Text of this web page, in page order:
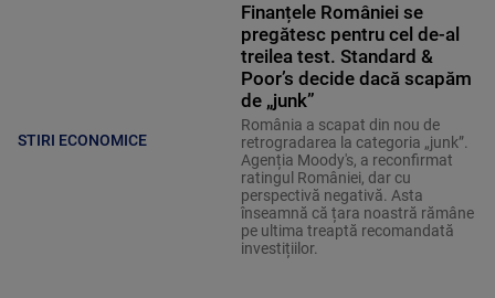
STIRI ECONOMICE
Finanțele României se
pregătesc pentru cel de-al
treilea test. Standard &
Poor’s decide dacă scapăm
de „junk”
România a scapat din nou de
retrogradarea la categoria „junk”.
Agenția Moody's, a reconfirmat
ratingul României, dar cu
perspectivă negativă. Asta
înseamnă că țara noastră rămâne
pe ultima treaptă recomandată
investițiilor.